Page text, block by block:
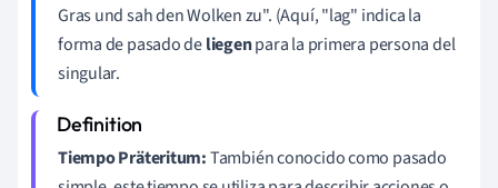
Gras und sah den Wolken zu". (Aquí, "lag" indica la
forma de pasado deliegenpara la primera persona del
singular.
Tiempo Präteritum:También conocido como pasado